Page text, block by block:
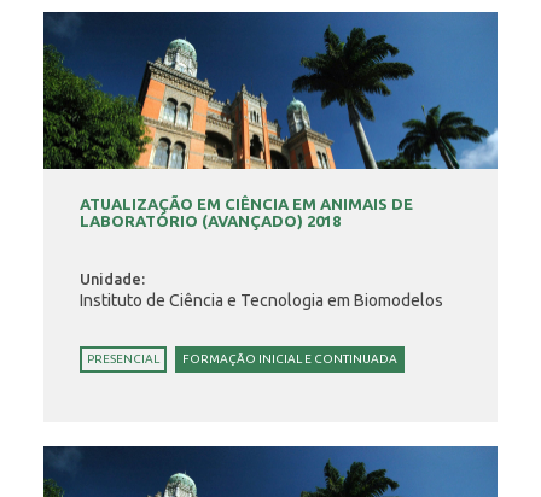
ATUALIZAÇÃO EM CIÊNCIA EM ANIMAIS DE
LABORATÓRIO (AVANÇADO) 2018
Unidade:
Instituto de Ciência e Tecnologia em Biomodelos
PRESENCIAL FORMAÇÃO INICIAL E CONTINUADA